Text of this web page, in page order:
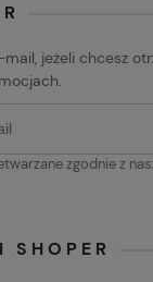
jeżeli chcesz
zgodnie z
SHOPER